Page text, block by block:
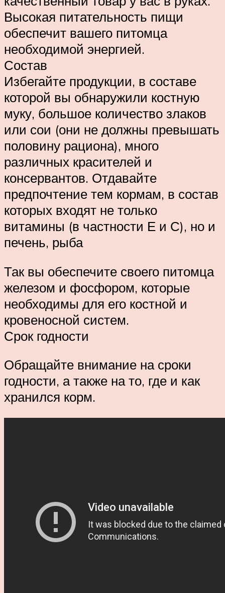
Высокая питательность пищи
обеспечит вашего питомца
необходимой энергией.
Состав
Избегайте продукции, в составе
которой вы обнаружили костную
муку, большое количество злаков
или сои (они не должны превышать
половину рациона), много
различных красителей и
консервантов. Отдавайте
предпочтение тем кормам, в состав
которых входят не только
витамины (в частности Е и С), но и
печень, рыба
Так вы обеспечите своего питомца
железом и фосфором, которые
необходимы для его костной и
кровеносной систем.
Срок годности
Обращайте внимание на сроки
годности, а также на то, где и как
хранился корм.